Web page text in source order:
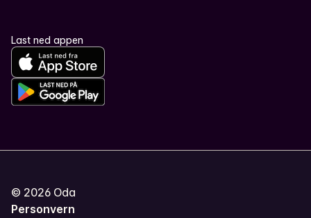
Last ned appen
© 2026 Oda
Personvern